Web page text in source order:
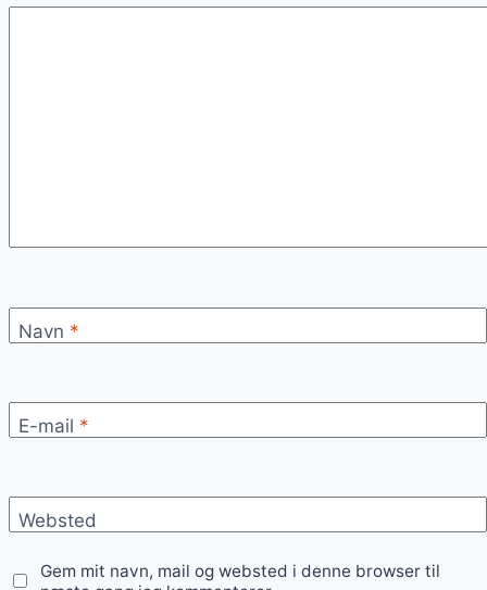
Navn *
E-mail *
Websted
Gem mit navn, mail og websted i denne browser til